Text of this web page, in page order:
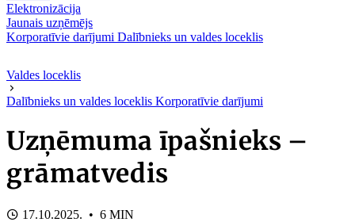
Elektronizācija
Jaunais uzņēmējs
Korporatīvie darījumi Dalībnieks un valdes loceklis
Valdes loceklis
Dalībnieks un valdes loceklis Korporatīvie darījumi
Uzņēmuma īpašnieks –
grāmatvedis
17.10.2025. • 6 MIN